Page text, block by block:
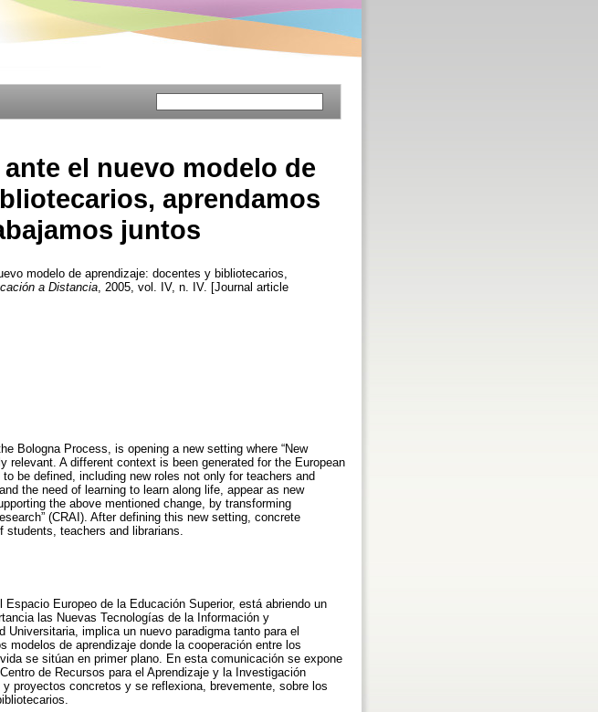
el nuevo modelo de
aprendamos
juntos
modelo de aprendizaje: docentes y bibliotecarios,
a Distancia , 2005, vol. IV, n. IV. [Journal article
Bologna Process, is opening a new setting where “New
relevant. A different context is been generated for the European
be defined, including new roles not only for teachers and
the need of learning to learn along life, appear as new
the above mentioned change, by transforming
(CRAI). After defining this new setting, concrete
teachers and librarians.
Europeo de la Educación Superior, está abriendo un
las Nuevas Tecnologías de la Información y
implica un nuevo paradigma tanto para el
de aprendizaje donde la cooperación entre los
se sitúan en primer plano. En esta comunicación se expone
de Recursos para el Aprendizaje y la Investigación
proyectos concretos y se reflexiona, brevemente, sobre los